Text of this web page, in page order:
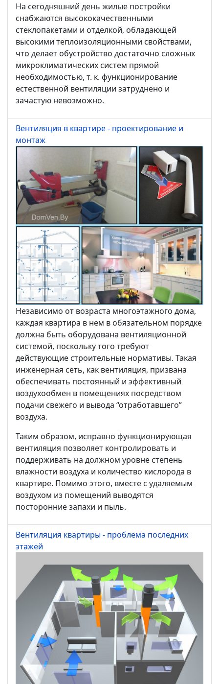
На сегодняшний день жилые постройки
снабжаются высококачественными
стеклопакетами и отделкой, обладающей
высокими теплоизоляционными свойствами,
что делает обустройство достаточно сложных
микроклиматических систем прямой
необходимостью, т. к. функционирование
естественной вентиляции затруднено и
зачастую невозможно.
Вентиляция в квартире - проектирование и
монтаж
Независимо от возраста многоэтажного дома,
каждая квартира в нем в обязательном порядке
должна быть оборудована вентиляционной
системой, поскольку того требуют
действующие строительные нормативы. Такая
инженерная сеть, как вентиляция, призвана
обеспечивать постоянный и эффективный
воздухообмен в помещениях посредством
подачи свежего и вывода “отработавшего”
воздуха.
Таким образом, исправно функционирующая
вентиляция позволяет контролировать и
поддерживать на должном уровне степень
влажности воздуха и количество кислорода в
квартире. Помимо этого, вместе с удаляемым
воздухом из помещений выводятся
посторонние запахи и пыль.
Вентиляция квартиры - проблема последних
этажей